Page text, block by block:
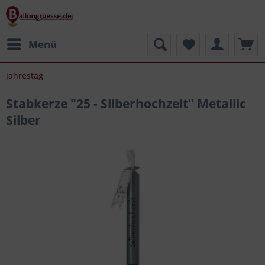
Menü
Jahrestag
Stabkerze "25 - Silberhochzeit" Metallic
Silber